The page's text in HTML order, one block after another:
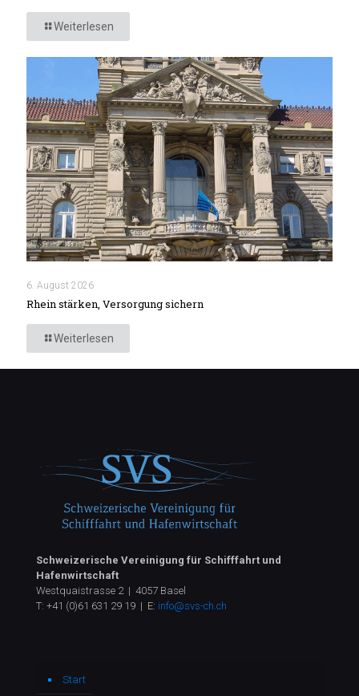
Weiterlesen
6. August 2026
Rhein stärken, Versorgung sichern
Weiterlesen
Schweizerische Vereinigung für Schifffahrt und
Hafenwirtschaft
Westquaistrasse 2 | 4057 Basel
T: +41 (0)61 631 29 19 | E: info@svs-ch.ch
Start